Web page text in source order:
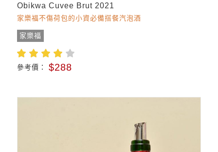
Obikwa Cuvee Brut 2021
家樂福不傷荷包的小資必備搭餐汽泡酒
家樂福
參考價： $288